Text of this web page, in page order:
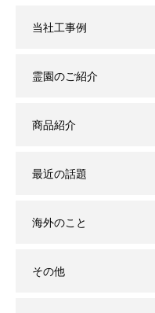
当社工事例
霊園のご紹介
商品紹介
最近の話題
海外のこと
その他